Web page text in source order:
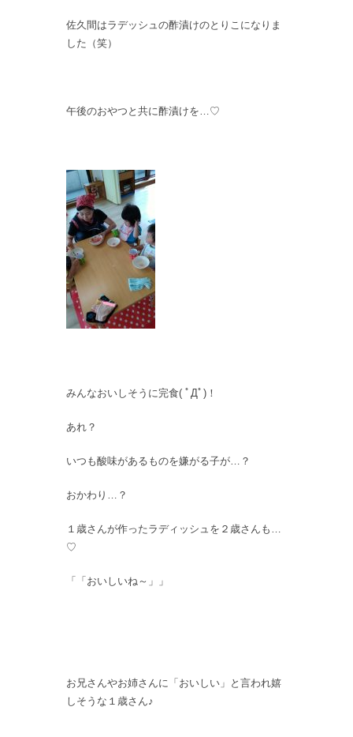
佐久間はラデッシュの酢漬けのとりこになりま
した（笑）
午後のおやつと共に酢漬けを…♡
みんなおいしそうに完食( ﾟДﾟ)！
あれ？
いつも酸味があるものを嫌がる子が…？
おかわり…？
１歳さんが作ったラディッシュを２歳さんも…
♡
「「おいしいね～」」
お兄さんやお姉さんに「おいしい」と言われ嬉
しそうな１歳さん♪